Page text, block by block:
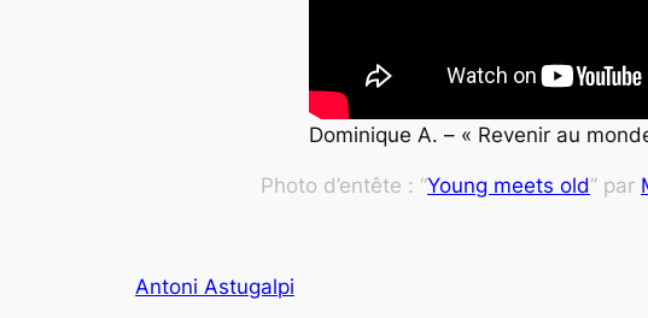
Dominique A. – « Revenir au
Photo d’entête : “Young meets old” par
Antoni Astugalpi